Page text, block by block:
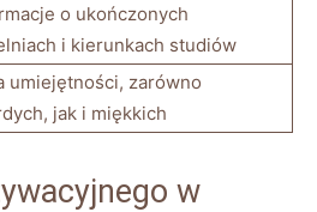
o ukończonych
i kierunkach studiów
umiejętności, zarówno
jak i miękkich
w